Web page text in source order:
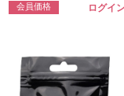
会員価格 ログイ